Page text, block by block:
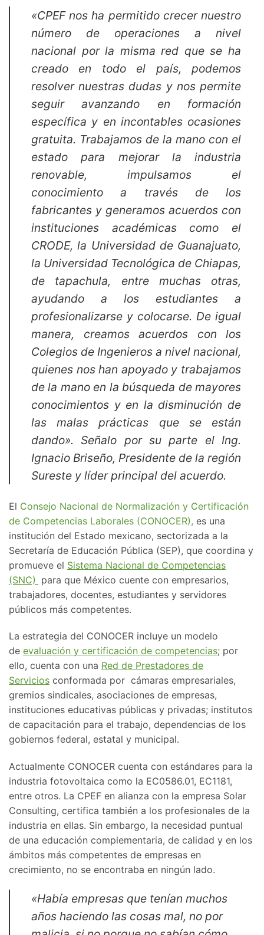
«CPEF nos ha permitido crecer nuestro
número de operaciones a nivel
nacional por la misma red que se ha
creado en todo el país, podemos
resolver nuestras dudas y nos permite
seguir avanzando en formación
específica y en incontables ocasiones
gratuita. Trabajamos de la mano con el
estado para mejorar la industria
renovable, impulsamos el
conocimiento a través de los
fabricantes y generamos acuerdos con
instituciones académicas como el
CRODE, la Universidad de Guanajuato,
la Universidad Tecnológica de Chiapas,
de tapachula, entre muchas otras,
ayudando a los estudiantes a
profesionalizarse y colocarse. De igual
manera, creamos acuerdos con los
Colegios de Ingenieros a nivel nacional,
quienes nos han apoyado y trabajamos
de la mano en la búsqueda de mayores
conocimientos y en la disminución de
las malas prácticas que se están
dando». Señalo por su parte el Ing.
Ignacio Briseño, Presidente de la región
Sureste y líder principal del acuerdo.
El Consejo Nacional de Normalización y Certificación
de Competencias Laborales (CONOCER), es una
institución del Estado mexicano, sectorizada a la
Secretaría de Educación Pública (SEP), que coordina y
promueve el Sistema Nacional de Competencias
(SNC) para que México cuente con empresarios,
trabajadores, docentes, estudiantes y servidores
públicos más competentes.
La estrategia del CONOCER incluye un modelo
de evaluación y certificación de competencias; por
ello, cuenta con una Red de Prestadores de
Servicios conformada por cámaras empresariales,
gremios sindicales, asociaciones de empresas,
instituciones educativas públicas y privadas; institutos
de capacitación para el trabajo, dependencias de los
gobiernos federal, estatal y municipal.
Actualmente CONOCER cuenta con estándares para la
industria fotovoltaica como la EC0586.01, EC1181,
entre otros. La CPEF en alianza con la empresa Solar
Consulting, certifica también a los profesionales de la
industria en ellas. Sin embargo, la necesidad puntual
de una educación complementaria, de calidad y en los
ámbitos más competentes de empresas en
crecimiento, no se encontraba en ningún lado.
«Había empresas que tenían muchos
años haciendo las cosas mal, no por